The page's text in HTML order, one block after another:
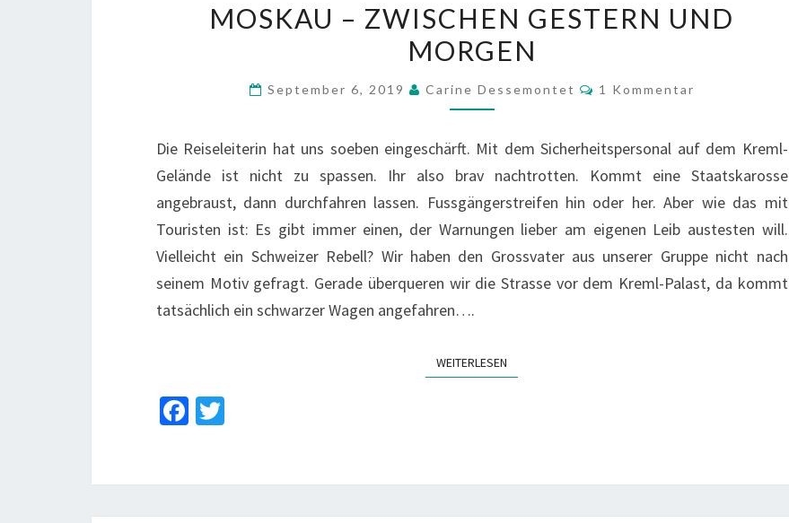
–
ZWISCHEN
UND
MOSKAU – ZWISCHEN GESTERN UND
MORGEN
September 6, 2019 Carine Dessemontet Kommentare
1 Kommentar
Die Reiseleiterin hat uns soeben eingeschärft. Mit dem Sicherheitspersonal auf dem Kreml-
Gelände ist nicht zu spassen. Ihr also brav nachtrotten. Kommt eine Staatskarosse
angebraust, dann durchfahren lassen. Fussgängerstreifen hin oder her. Aber wie das mit
Touristen ist: Es gibt immer einen, der Warnungen lieber am eigenen Leib austesten will.
Vielleicht ein Schweizer Rebell? Wir haben den Grossvater aus unserer Gruppe nicht nach
seinem Motiv gefragt. Gerade überqueren wir die Strasse vor dem Kreml-Palast, da kommt
tatsächlich ein schwarzer Wagen angefahren….
WEITERLESEN
Fa